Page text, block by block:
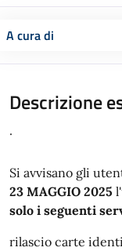
A cura di
Descrizione
.
Si avvisano gli
23 MAGGIO 2025
solo i seguenti
rilascio carte